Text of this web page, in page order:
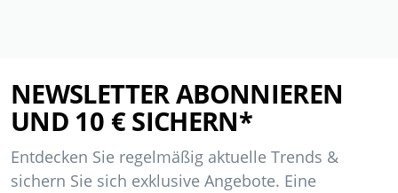
NEWSLETTER ABONNIEREN
UND 10 € SICHERN*
Entdecken Sie regelmäßig aktuelle Trends &
sichern Sie sich exklusive Angebote. Eine